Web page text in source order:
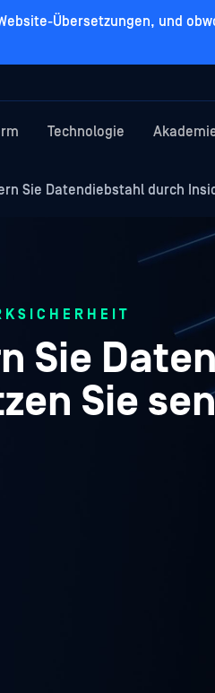
Übersetzungen, und
Technologie
Sie Datendiebstahl durch
Sie
Sie